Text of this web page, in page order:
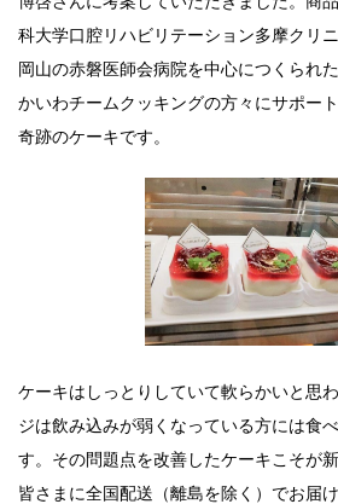
科大学口腔リハビリテーション多摩クリ
岡山の赤磐医師会病院を中心につくられ
かいわチームクッキングの方々にサポー
奇跡のケーキです。
ケーキはしっとりしていて軟らかいと思
ジは飲み込みが弱くなっている方には食
す。その問題点を改善したケーキこそが
皆さまに全国配送（離島を除く）でお届